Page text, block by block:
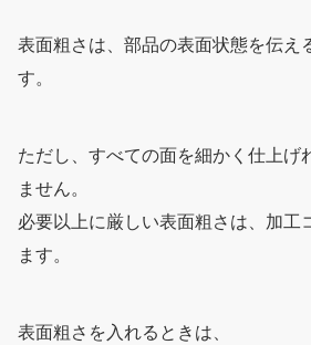
表面粗さは、部品の表面状態を伝え
す。
ただし、すべての面を細かく仕上げ
ません。
必要以上に厳しい表面粗さは、加工
ます。
表面粗さを入れるときは、